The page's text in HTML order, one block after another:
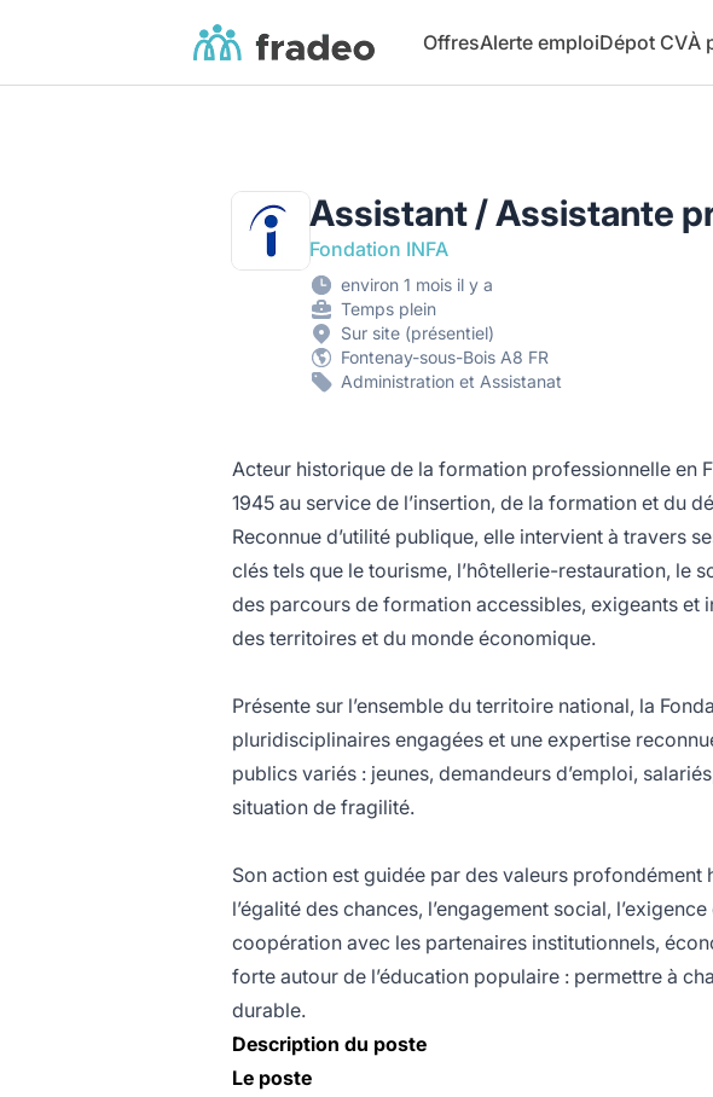
Fradeo OffresAlerte emploiDépot CVÀ
Assistant / Assistante
Fondation INFA
environ 1 mois il y a
Temps plein
Sur site (présentiel)
Fontenay-sous-Bois A8 FR
Administration et Assistanat
Acteur historique de la formation professionnelle en
1945 au service de l’insertion, de la formation et du
Reconnue d’utilité publique, elle intervient à travers
clés tels que le tourisme, l’hôtellerie-restauration, le
des parcours de formation accessibles, exigeants et
des territoires et du monde économique.
Présente sur l’ensemble du territoire national, la
pluridisciplinaires engagées et une expertise
publics variés : jeunes, demandeurs d’emploi,
situation de fragilité.
Son action est guidée par des valeurs profondément
l’égalité des chances, l’engagement social,
coopération avec les partenaires institutionnels,
forte autour de l’éducation populaire : permettre à
durable.
Description du poste
Le poste